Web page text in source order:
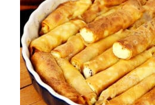
o
o
k
m n
g
er